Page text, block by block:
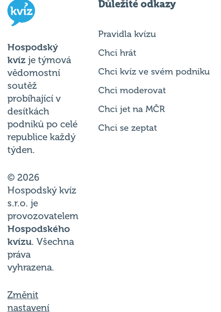
Hospodský
kvíz je týmová
vědomostní
soutěž
probíhající v
desítkách
podniků po celé
republice každý
týden.
© 2026
Hospodský kvíz
s.r.o. je
provozovatelem
Hospodského
kvízu. Všechna
práva
vyhrazena.
Změnit
nastavení
Důležité odkazy
Pravidla kvízu
Chci hrát
Chci kvíz ve svém podniku
Chci moderovat
Chci jet na MČR
Chci se zeptat